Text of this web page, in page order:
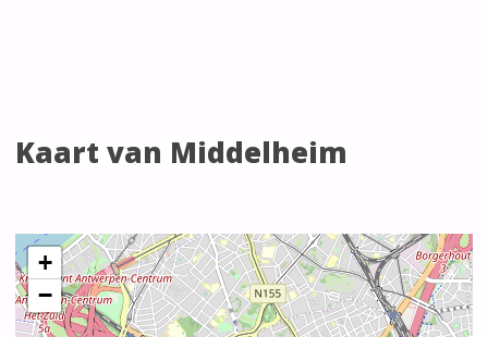
Kaart van Middelheim
+
−